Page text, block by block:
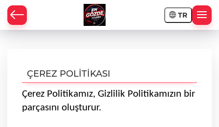
TR
ÇEREZ POLİTİKASI
Çerez Politikamız, Gizlilik Politikamızın bir
parçasını oluşturur.